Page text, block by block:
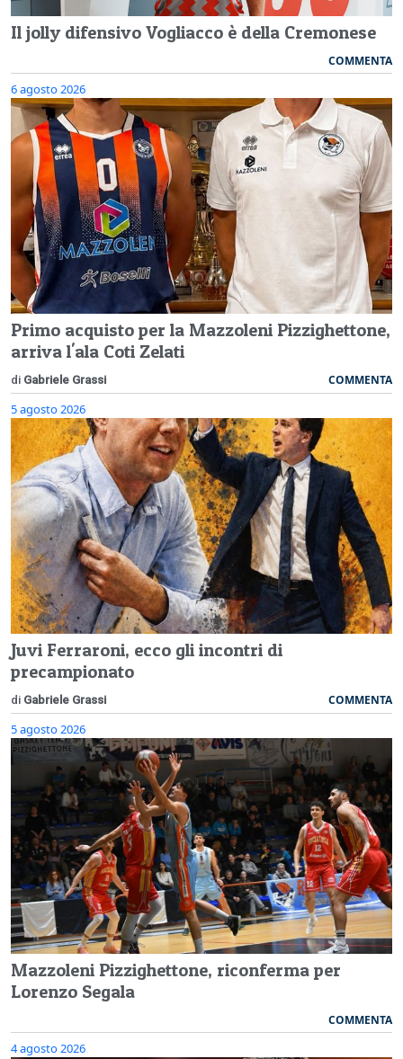
Il jolly difensivo Vogliacco è della Cremonese
COMMENTA
6 agosto 2026
Primo acquisto per la Mazzoleni Pizzighettone,
arriva l'ala Coti Zelati
di Gabriele Grassi COMMENTA
5 agosto 2026
Juvi Ferraroni, ecco gli incontri di
precampionato
di Gabriele Grassi COMMENTA
5 agosto 2026
Mazzoleni Pizzighettone, riconferma per
Lorenzo Segala
COMMENTA
4 agosto 2026